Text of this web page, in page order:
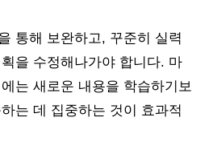
통해 보완하고, 꾸준히 실력
을 수정해나가야 합니다. 마
는 새로운 내용을 학습하기보
는 데 집중하는 것이 효과적